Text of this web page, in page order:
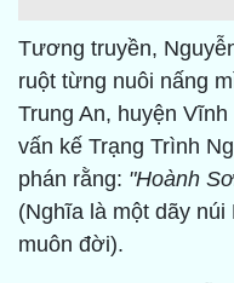
Tương truyền,
ruột từng nuôi nấng
Trung An, huyện
vấn kế Trạng Trình
phán rằng: "Hoành
(Nghĩa là một dãy
muôn đời).